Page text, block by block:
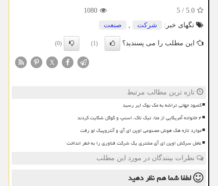
5.0
/
5
1080
تگهای خبر:
شركت , صنعت
این مطلب را می پسندید؟ (1)
(0)
X
تازه ترین مطالب مرتبط
کمبود جهانی تراشه به مک بوک ایر رسید
۴ خانواده آمریکایی از متا، تیک تاک، اسنپ و گوگل شکایت کردند
موارد تازه هک هوش مصنوعی اوپن ای آی و آنتروپیک لو رفت
عامل سرکش اوپن ای آی مشتری یک شرکت فناوری را به خطر انداخت
نظرات بینندگان در مورد این مطلب
لطفا شما همنظر دهید